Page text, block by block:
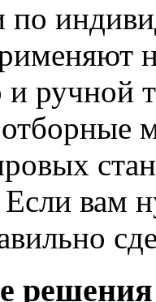
по
и ручной
вам
решения